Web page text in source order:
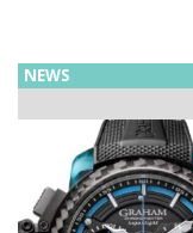
ム）日本最大級の
NEWS